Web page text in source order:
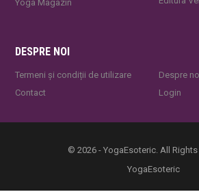
Yoga Magazin
DESPRE NOI
Termeni și condiții de utilizare
Contact
Despre
Login
© 2026 - YogaEsoteric. All Rights
YogaEsoteric